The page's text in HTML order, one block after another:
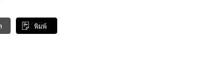
พิมพ์